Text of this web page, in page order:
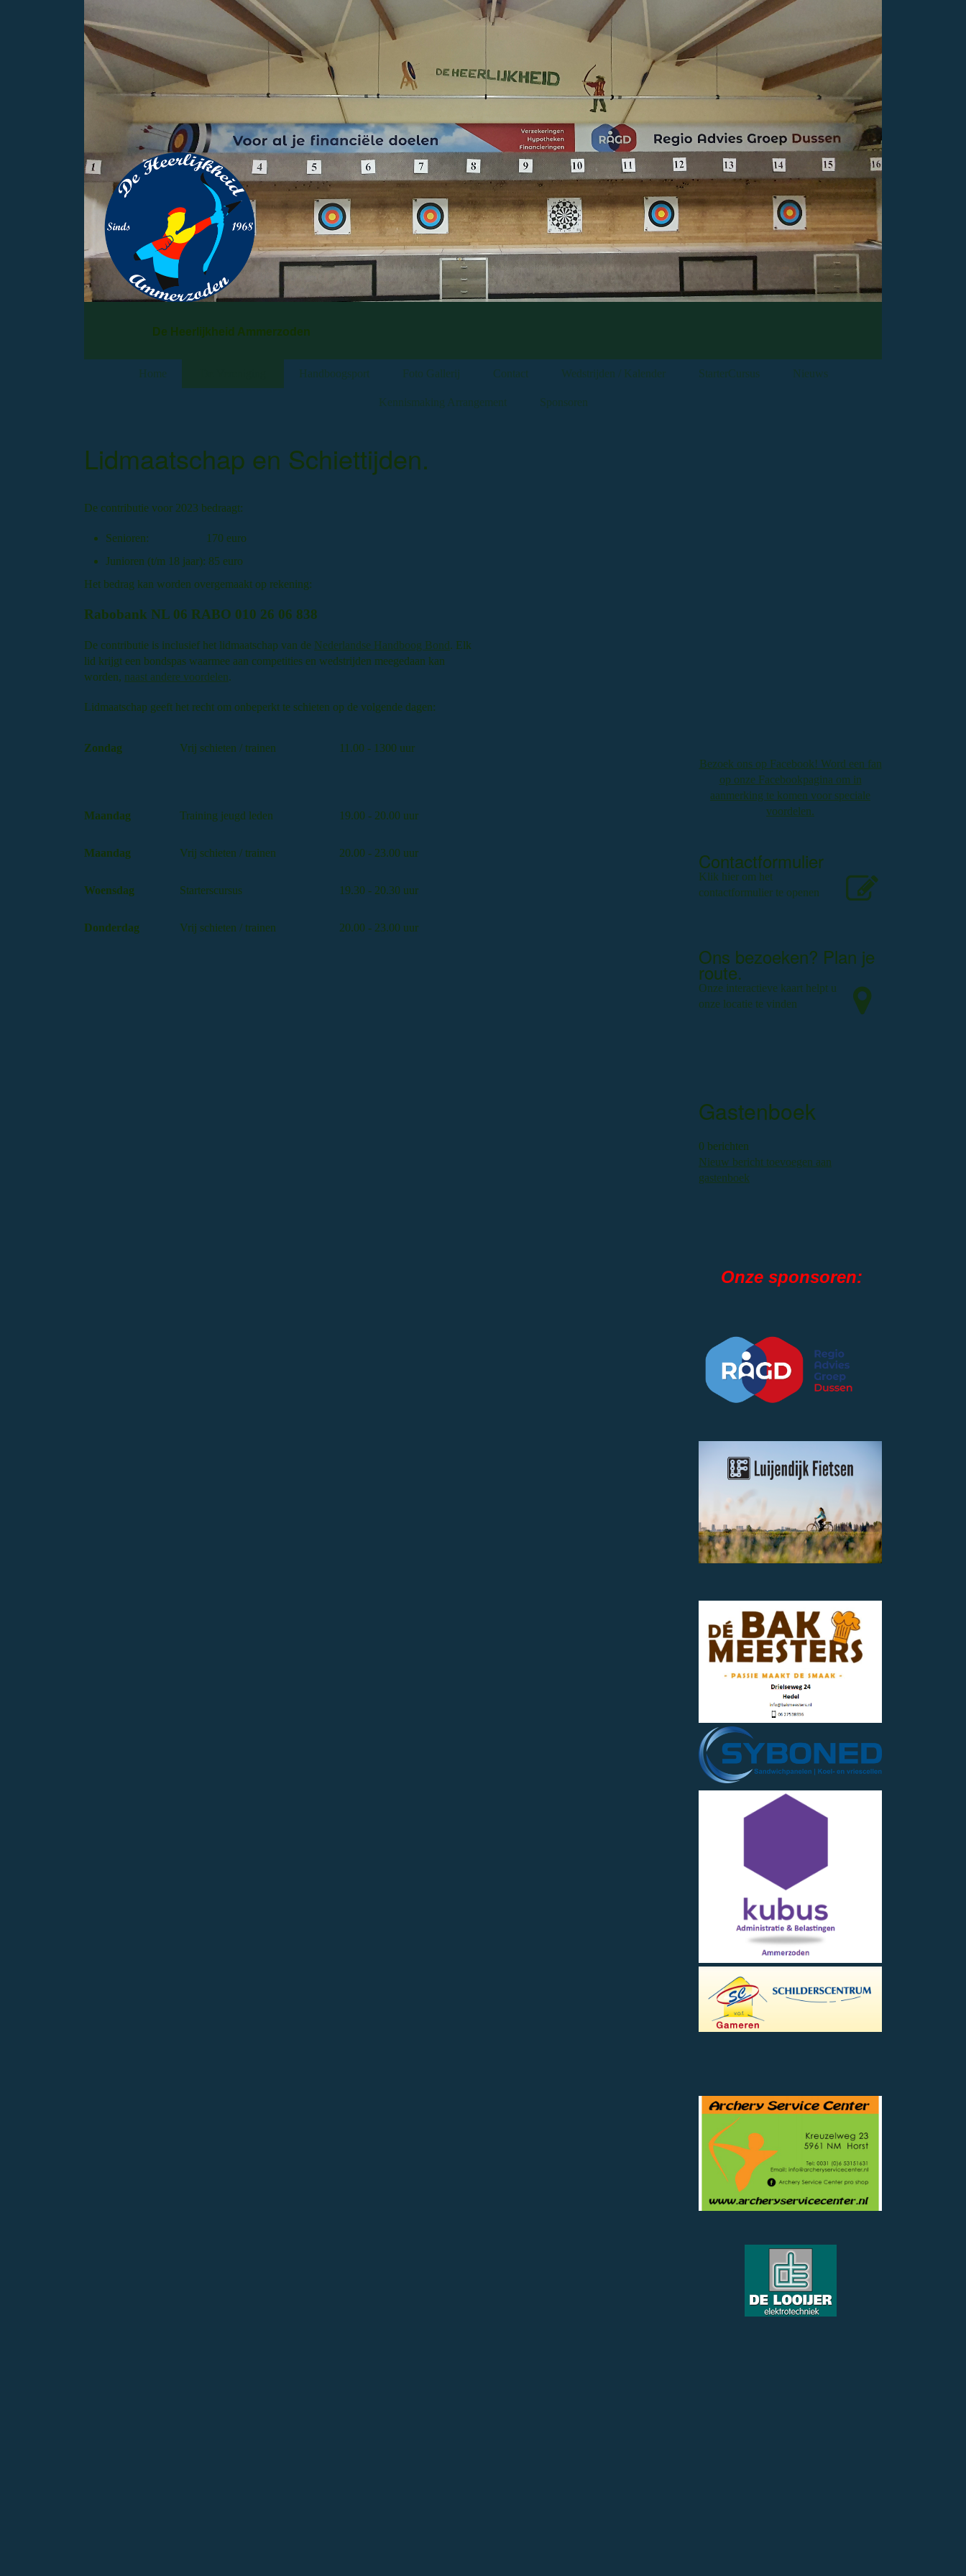
De Heerlijkheid Ammerzoden
Home Handboogsport Foto Gallerij Contact Wedstrijden / Kalender StarterCursus Nieuws
Kennismaking Arrangement Sponsoren
Lidmaatschap en Schiettijden.
De contributie voor 2023 bedraagt:
Senioren: 170 euro
Junioren (t/m 18 jaar): 85 euro
Het bedrag kan worden overgemaakt op rekening:
Rabobank NL 06 RABO 010 26 06 838
De contributie is inclusief het lidmaatschap van de Nederlandse Handboog Bond. Elk
lid krijgt een bondspas waarmee aan competities en wedstrijden meegedaan kan
worden, naast andere voordelen.
Lidmaatschap geeft het recht om onbeperkt te schieten op de volgende dagen:
Zondag Vrij schieten / trainen 11.00 - 1300 uur
Maandag Training jeugd leden 19.00 - 20.00 uur
Maandag Vrij schieten / trainen 20.00 - 23.00 uur
Woensdag Starterscursus 19.30 - 20.30 uur
Donderdag Vrij schieten / trainen 20.00 - 23.00 uur
Bezoek ons op Facebook! Word een fan
op onze Facebookpagina om in
aanmerking te komen voor speciale
voordelen.
Contactformulier
Klik hier om het
contactformulier te openen
Ons bezoeken? Plan je
route.
Onze interactieve kaart helpt u
onze locatie te vinden
Gastenboek
0 berichten
Nieuw bericht toevoegen aan
gastenboek
Onze sponsoren: